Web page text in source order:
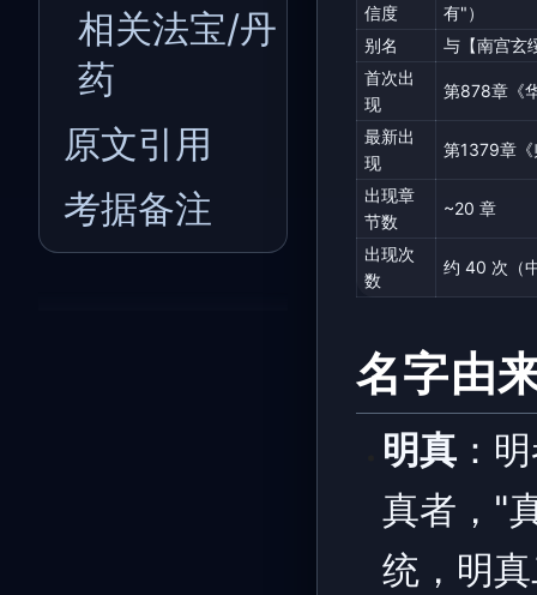
相关法宝/丹
药
原文引用
考据备注
信度
有"）
别名
与【南宫玄
首次出
现
第878章《
最新出
现
第1379章《
出现章
节数
~20 章
出现次
数
约 40 次（
名字由
明真 ：
真者，"
统，明